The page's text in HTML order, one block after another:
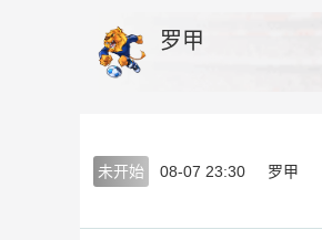
罗甲
未开始 08-07 23:30 罗甲